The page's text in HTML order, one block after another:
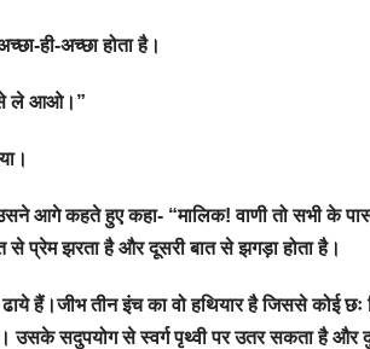
ही-अच्छा होता है।
ले आओ।”
आगे कहते हुए कहा- “मालिक! वाणी तो सभी के
प्रेम झरता है और दूसरी बात से झगड़ा होता है।
हैं।जीभ तीन इंच का वो हथियार है जिससे कोई
उसके सदुपयोग से स्वर्ग पृथ्वी पर उतर सकता है